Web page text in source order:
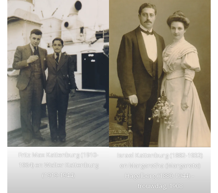
Fritz Max Kattenburg (1910-
1964) en Walter Kattenburg
(1919-1944)
Israel Kattenburg (1882-1932)
en Margaretha (Margarete)
Hagelberg (1880-1944) –
trouwdag, 1908